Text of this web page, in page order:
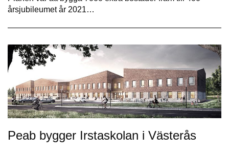
årsjubileumet år 2021…
Peab bygger Irstaskolan i Västerås